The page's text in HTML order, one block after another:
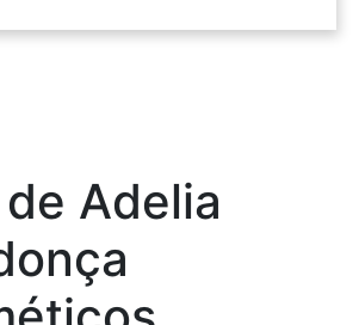
Adelia